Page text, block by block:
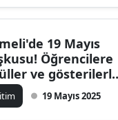
19 Mayıs
Öğrencilere
ve
bir bayram
19 Mayıs 2025